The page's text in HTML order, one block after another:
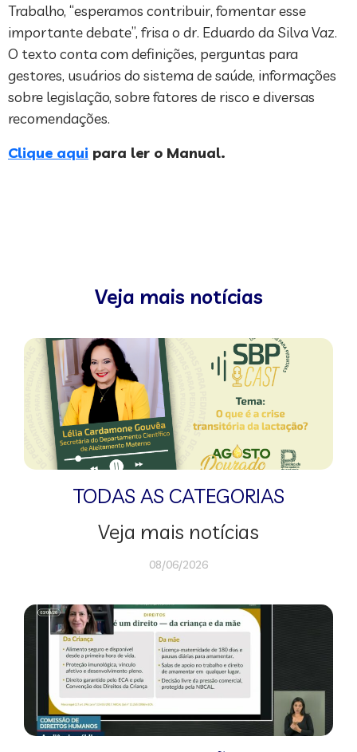
Trabalho, “esperamos contribuir, fomentar esse
importante debate”, frisa o dr. Eduardo da Silva Vaz.
O texto conta com definições, perguntas para
gestores, usuários do sistema de saúde, informações
sobre legislação, sobre fatores de risco e diversas
recomendações.
Clique aqui para ler o Manual.
Veja mais notícias
TODAS AS CATEGORIAS
Veja mais notícias
08/06/2026